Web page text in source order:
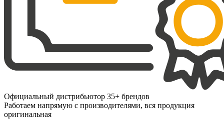
Официальный дистрибьютор 35+ брендов
Работаем напрямую с производителями, вся продукция
оригинальная